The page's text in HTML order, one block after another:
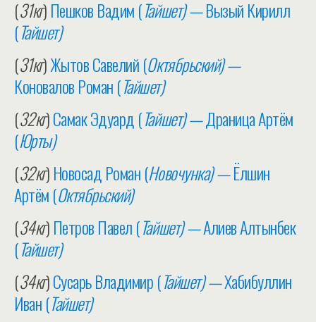
(31кг)Пешков Вадим (Тайшет) —Вызый Кирилл
(Тайшет)
(31кг)Жытов Савелий (Октябрьский) —
Коновалов Роман (Тайшет)
(32кг)Самак Эдуард (Тайшет) —Драница Артём
(Юрты)
(32кг)Новосад Роман (Новочунка) —Ёлшин
Артём (Октябрьский)
(34кг)Петров Павел (Тайшет) —Алиев Алтынбек
(Тайшет)
(34кг)Сусарь Владимир (Тайшет) —Хабибуллин
Иван (Тайшет)